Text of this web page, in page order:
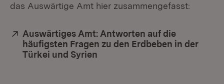
das Auswärtige Amt hier zusammengefasst:
Extern:
Auswärtiges Amt: Antworten auf die
häufigsten Fragen zu den Erdbeben in der
Türkei und Syrien